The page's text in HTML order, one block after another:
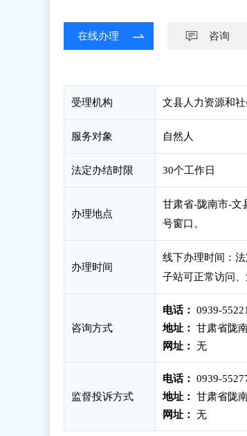
在线办理 咨询
受理机构 文县人力资源和
服务对象 自然人
法定办结时限 30个工作日
办理地点
甘肃省-陇南市-文
号窗口。
办理时间
线下办理时间：
子站可正常访问
咨询方式
电话：
0939-
地址：
甘肃省陇
网址：
无
监督投诉方式
电话：
0939-
地址：
甘肃省陇
网址：
无